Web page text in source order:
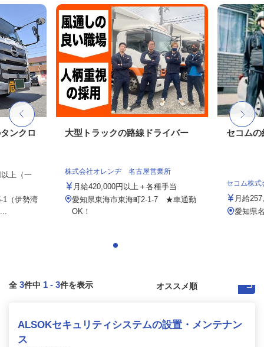
ンクロ
上（一
1（伊勢湾
大型トラックの路線ドライバー
株式会社オレンヂ 名古屋営業所
月給420,000円以上＋各種手当
愛知県東海市東海町2-1-7 ★車通勤
OK！
セコムの
セコム株式
月給
愛知県
全 3件中 1 - 3件を表示
ALSOKセキュリティシステムの設置・メンテナン
ス